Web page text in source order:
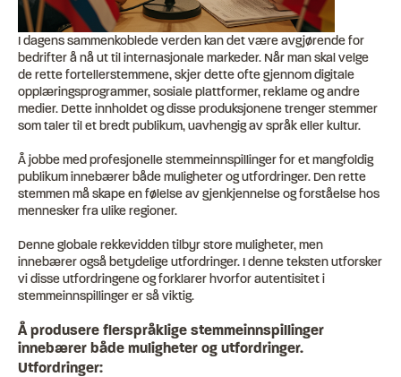
I dagens sammenkoblede verden kan det være avgjørende for
bedrifter å nå ut til internasjonale markeder. Når man skal velge
de rette fortellerstemmene, skjer dette ofte gjennom digitale
opplæringsprogrammer, sosiale plattformer, reklame og andre
medier. Dette innholdet og disse produksjonene trenger stemmer
som taler til et bredt publikum, uavhengig av språk eller kultur.
Å jobbe med profesjonelle stemmeinnspillinger for et mangfoldig
publikum innebærer både muligheter og utfordringer. Den rette
stemmen må skape en følelse av gjenkjennelse og forståelse hos
mennesker fra ulike regioner.
Denne globale rekkevidden tilbyr store muligheter, men
innebærer også betydelige utfordringer. I denne teksten utforsker
vi disse utfordringene og forklarer hvorfor autentisitet i
stemmeinnspillinger er så viktig.
Å produsere flerspråklige stemmeinnspillinger
innebærer både muligheter og utfordringer.
Utfordringer: